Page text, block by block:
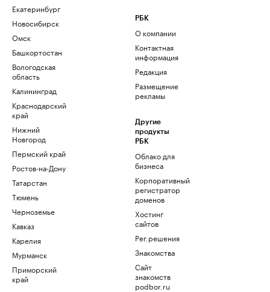
Екатеринбург
Новосибирск
Омск
Башкортостан
Вологодская
область
Калининград
Краснодарский
край
Нижний
Новгород
Пермский край
Ростов-на-Дону
Татарстан
Тюмень
Черноземье
Кавказ
Карелия
Мурманск
Приморский
край
РБК
О компании
Контактная
информация
Редакция
Размещение
рекламы
Другие
продукты
РБК
Облако для
бизнеса
Корпоративный
регистратор
доменов
Хостинг
сайтов
Рег.решения
Знакомства
Сайт
знакомств
podbor.ru